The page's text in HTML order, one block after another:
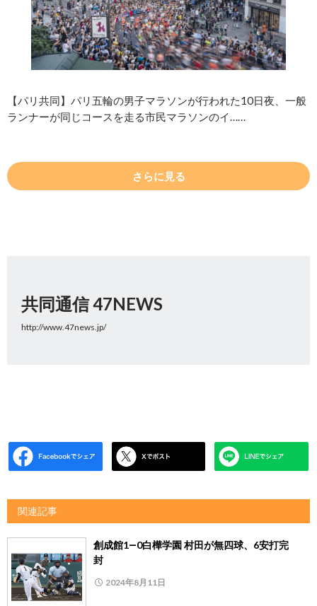
【パリ共同】パリ五輪の男子マラソンが行われた10日夜、一般
ランナーが同じコースを走る市民マラソンのイ……
さらに見る
共同通信 47NEWS
http://www.47news.jp/
関連記事
創成館1―0白樺学園 村田が無四球、6安打完
封
2024年8月11日